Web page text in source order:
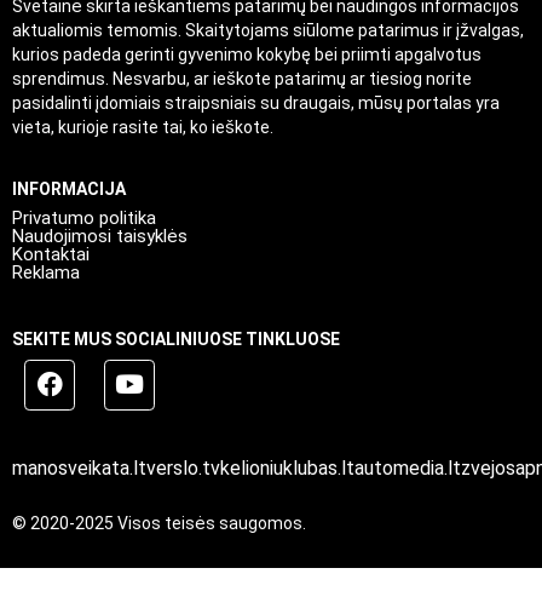
Svetainė skirta ieškantiems patarimų bei naudingos informacijos
aktualiomis temomis. Skaitytojams siūlome patarimus ir įžvalgas,
kurios padeda gerinti gyvenimo kokybę bei priimti apgalvotus
sprendimus. Nesvarbu, ar ieškote patarimų ar tiesiog norite
pasidalinti įdomiais straipsniais su draugais, mūsų portalas yra
vieta, kurioje rasite tai, ko ieškote.
INFORMACIJA
Privatumo politika
Naudojimosi taisyklės
Kontaktai
Reklama
SEKITE MUS SOCIALINIUOSE TINKLUOSE
manosveikata.ltverslo.tvkelioniuklubas.ltautomedia.lt
© 2020-2025 Visos teisės saugomos.